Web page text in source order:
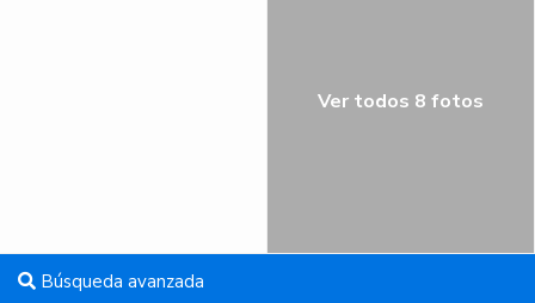
Ver todos 8 fotos
Búsqueda avanzada